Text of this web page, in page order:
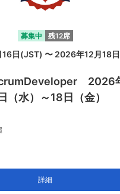
募集中 残12席
日(JST) 〜 2026年12月18
2026
（水）～18日（金）
詳細